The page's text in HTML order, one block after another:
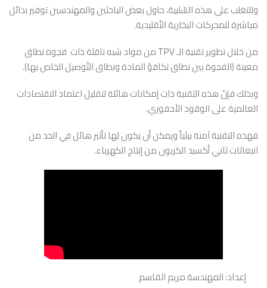
وللتغلب على هذه السّلبية، حاول بعض الباحثين والمهندسين توفير بدائل
مباشرة للمحركات البخارية التّقليدية.
من خلال تطوير تقنية الـ TPV من مواد شبه ناقلة ذات فجوة نطاق
معينة (الفجوة بين نطاق تكافؤ المادة ونطاق التّوصيل الخاص بها).
وبذلك فإنّ هذه التقنية ذات إمكانات هائلة لتقليل اعتماد الاقتصادات
العالمية على الوقود الأحفوري.
فهذه التقنية آمنة بيئياً ويمكن أن يكون لها تأثير هائل في الحد من
انبعاثات ثاني أكسيد الكربون من إنتاج الكهرباء.
إعداد: المهندسة مريم القاسم